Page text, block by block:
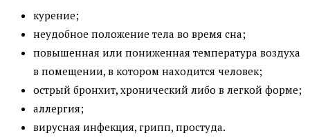
курение;
неудобное положение тела во время сна;
повышенная или пониженная температура воздуха
в помещении, в котором находится человек;
острый бронхит, хронический либо в легкой форме;
аллергия;
вирусная инфекция, грипп, простуда.